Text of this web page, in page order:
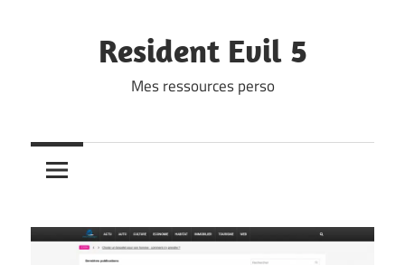
Resident Evil 5
Mes ressources perso